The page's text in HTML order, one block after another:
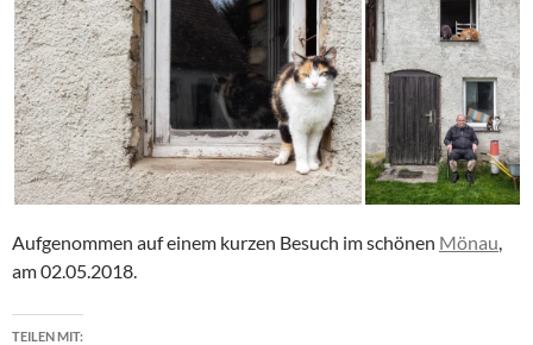
Aufgenommen auf einem kurzen Besuch im schönen Mönau,
am 02.05.2018.
TEILEN MIT: